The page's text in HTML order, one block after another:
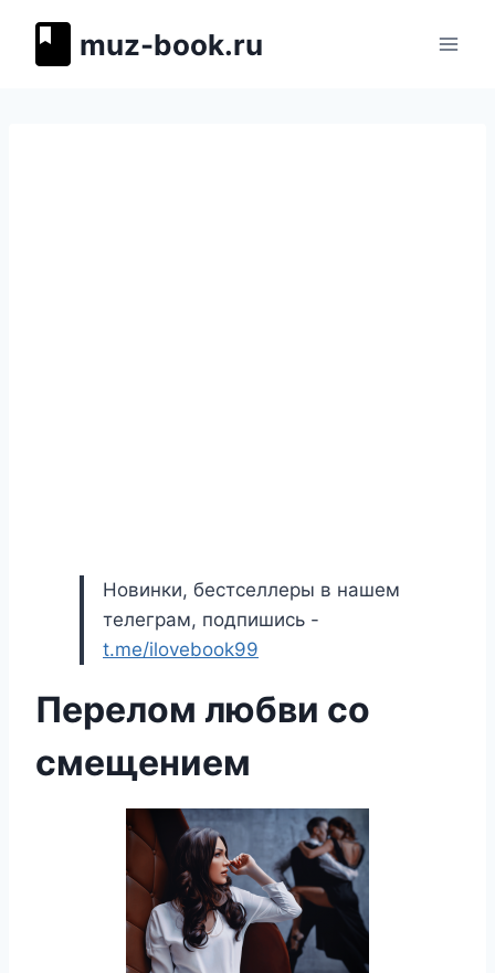
muz-book.ru
Новинки, бестселлеры в нашем
телеграм, подпишись -
t.me/ilovebook99
Перелом любви со
смещением